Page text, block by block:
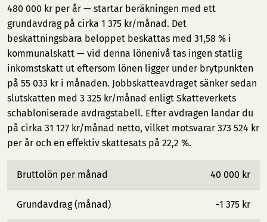
480 000 kr per år — startar beräkningen med ett
grundavdrag på cirka 1 375 kr/månad. Det
beskattningsbara beloppet beskattas med 31,58 % i
kommunalskatt — vid denna lönenivå tas ingen statlig
inkomstskatt ut eftersom lönen ligger under brytpunkten
på 55 033 kr i månaden. Jobbskatteavdraget sänker sedan
slutskatten med 3 325 kr/månad enligt Skatteverkets
schabloniserade avdragstabell. Efter avdragen landar du
på cirka 31 127 kr/månad netto, vilket motsvarar 373 524 kr
per år och en effektiv skattesats på 22,2 %.
Bruttolön per månad 40 000 kr
Grundavdrag (månad) −1 375 kr